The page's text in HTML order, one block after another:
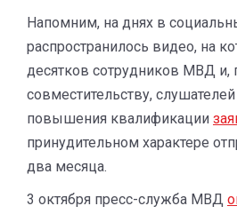
Напомним, на днях в
распространилось видео, на
десятков сотрудников МВД и,
совместительству,
повышения квалификации
принудительном характере
два месяца.
3 октября пресс-служба МВД